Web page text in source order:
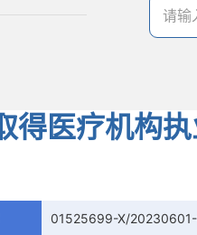
得医疗机构
01525699-X/